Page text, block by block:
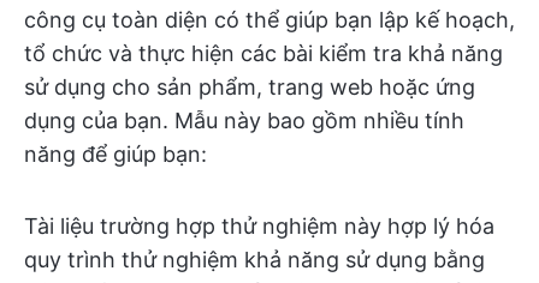
công cụ toàn diện có thể giúp bạn lập kế hoạch,
tổ chức và thực hiện các bài kiểm tra khả năng
sử dụng cho sản phẩm, trang web hoặc ứng
dụng của bạn. Mẫu này bao gồm nhiều tính
năng để giúp bạn:
Tài liệu trường hợp thử nghiệm này hợp lý hóa
quy trình thử nghiệm khả năng sử dụng bằng